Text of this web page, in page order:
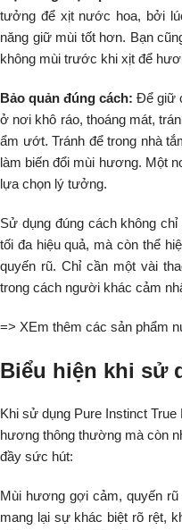
tưởng để xịt nước hoa, bởi
năng giữ mùi tốt hơn. Bạn
không mùi trước khi xịt để
Bảo quản đúng cách: Để giữ
ở nơi khô ráo, thoáng mát,
ẩm ướt. Tránh để trong nhà
làm biến đổi mùi hương. Một
lựa chọn lý tưởng.
Sử dụng đúng cách không
tối đa hiệu quả, mà còn thể
quyến rũ. Chỉ cần một vài
trong cách người khác cảm
=> XEm thêm các sản phẩm
Biểu hiện khi sử
Khi sử dụng Pure Instinct
hương thông thường mà còn
đầy sức hút:
Mùi hương gợi cảm, quyến
mang lại sự khác biệt rõ rệt,